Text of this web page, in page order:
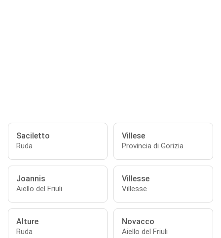
Saciletto
Ruda
Villese
Provincia di Gorizia
Joannis
Aiello del Friuli
Villesse
Villesse
Alture
Ruda
Novacco
Aiello del Friuli